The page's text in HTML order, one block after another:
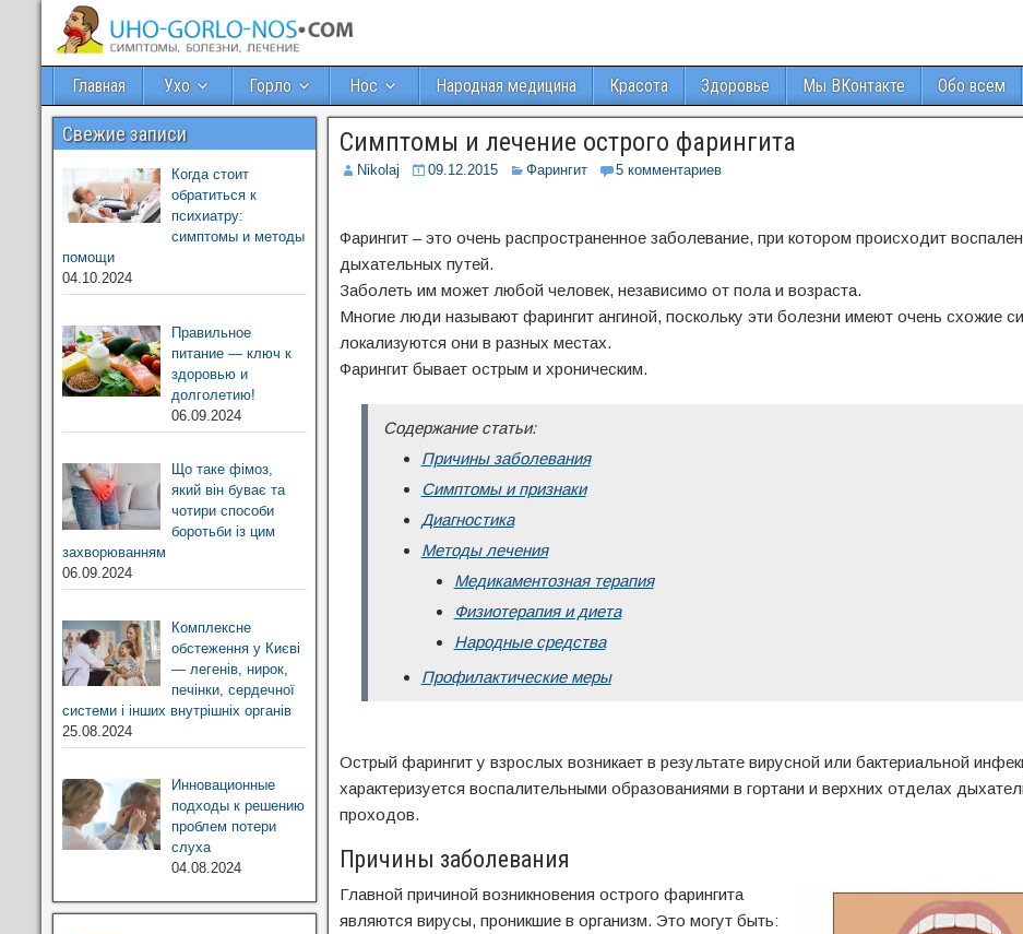
Главная Ухо Горло Нос Народная медицина Красота Здоровье Мы ВКонтакте Обо всем
Симптомы и лечение острого фарингита
Nikolaj 09.12.2015 Фарингит 5 комментариев
Фарингит – это очень распространенное заболевание, при котором происходит
дыхательных путей.
Заболеть им может любой человек, независимо от пола и возраста.
Многие люди называют фарингит ангиной, поскольку эти болезни имеют очень схожие
локализуются они в разных местах.
Фарингит бывает острым и хроническим.
Содержание статьи:
Причины заболевания
Симптомы и признаки
Диагностика
Методы лечения
Медикаментозная терапия
Физиотерапия и диета
Народные средства
Профилактические меры
Острый фарингит у взрослых возникает в результате вирусной или бактериальной
характеризуется воспалительными образованиями в гортани и верхних отделах
проходов.
Причины заболевания
Главной причиной возникновения острого фарингита
являются вирусы, проникшие в организм. Это могут быть:
Свежие записи
Когда стоит
обратиться к
психиатру:
симптомы и методы
помощи
04.10.2024
Правильное
питание — ключ к
здоровью и
долголетию!
06.09.2024
Що таке фімоз,
який він буває та
чотири способи
боротьби із цим
захворюванням
06.09.2024
Комплексне
обстеження у Києві
— легенів, нирок,
печінки, сердечної
системи і інших внутрішніх органів
25.08.2024
Инновационные
подходы к решению
проблем потери
слуха
04.08.2024